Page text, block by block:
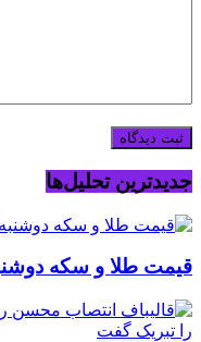
جدیدترین تحلیل‌ها
قیمت طلا و سکه دوشنبه 19 مرداد/ قیمت‌ها